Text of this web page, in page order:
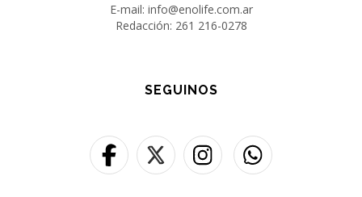
E-mail: info@enolife.com.ar
Redacción: 261 216-0278
SEGUINOS